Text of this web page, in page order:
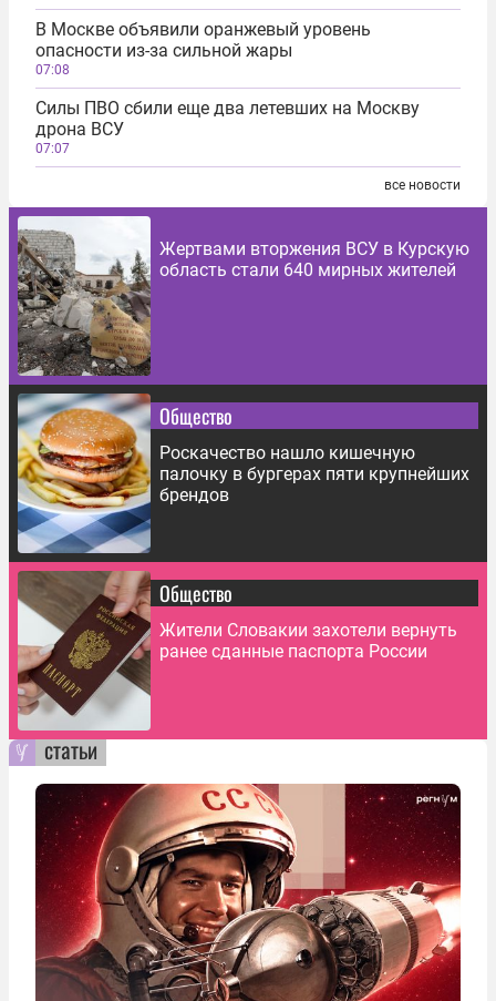
В Москве объявили оранжевый уровень
опасности из-за сильной жары
07:08
Силы ПВО сбили еще два летевших на Москву
дрона ВСУ
07:07
все новости
Жертвами вторжения ВСУ в Курскую
область стали 640 мирных жителей
Общество
Роскачество нашло кишечную
палочку в бургерах пяти крупнейших
брендов
Общество
Жители Словакии захотели вернуть
ранее сданные паспорта России
статьи